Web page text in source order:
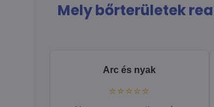
Mely bőrterületek
Arc és nyak
⭐⭐⭐⭐⭐